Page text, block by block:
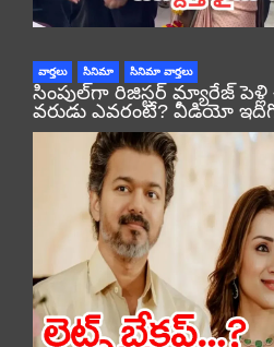
వార్తలు సినిమా సినిమా వార్తలు
సింపుల్‌గా రిజిస్టర్‌ మ్యారేజ్ పెళ్లి
వరుడు ఎవరంటే? వీడియో